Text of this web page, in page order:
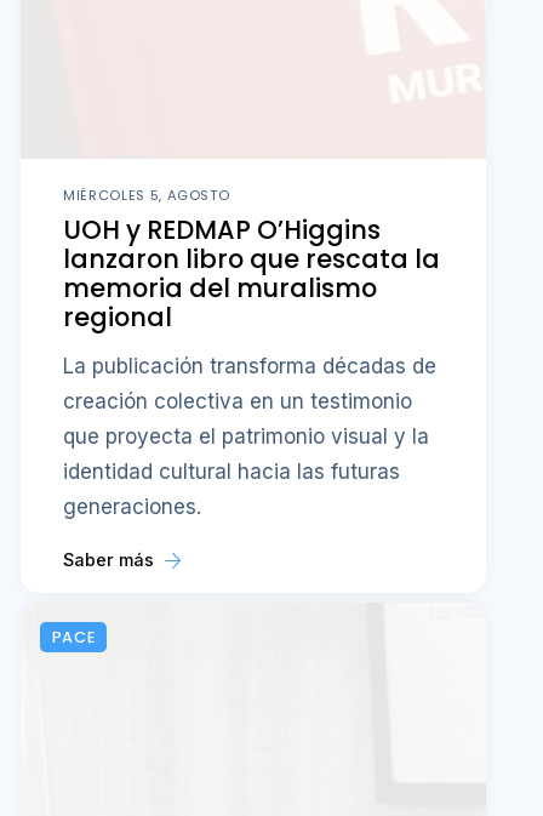
MIÉRCOLES 5, AGOSTO
UOH y REDMAP O’Higgins
lanzaron libro que rescata la
memoria del muralismo
regional
La publicación transforma décadas de
creación colectiva en un testimonio
que proyecta el patrimonio visual y la
identidad cultural hacia las futuras
generaciones.
Saber más
PACE